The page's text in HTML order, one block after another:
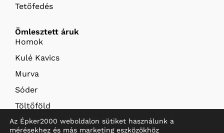
Tetőfedés
Ömlesztett áruk
Homok
Kulé Kavics
Murva
Sóder
Töltőföld
Termőföld
Az Épker2000 weboldalon sütiket használunk a
mérésekhez és más marketing eszközökhöz